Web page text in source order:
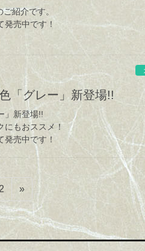
紹介です。
売中です！
「グレー」新登場!!
」新登場!!
にもおススメ！
売中です！
固
2 »